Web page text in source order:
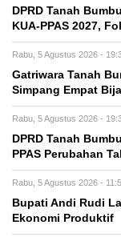
DPRD Tanah
KUA-PPAS 2027,
Rabu, 5 Agustus 2026 -
Gatriwara Tanah
Simpang Empat
Rabu, 5 Agustus 2026 -
DPRD Tanah
PPAS Perubahan
Rabu, 5 Agustus 2026 -
Bupati Andi Rudi
Ekonomi Produktif